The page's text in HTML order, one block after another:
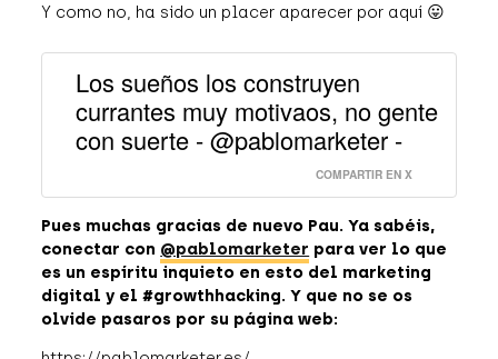
Y como no, ha sido un placer aparecer por aquí 😛
Los sueños los construyen
currantes muy motivaos, no gente
con suerte - @pablomarketer -
COMPARTIR EN X
Pues muchas gracias de nuevo Pau. Ya sabéis,
conectar con @pablomarketer para ver lo que
es un espíritu inquieto en esto del marketing
digital y el #growthhacking. Y que no se os
olvide pasaros por su página web: